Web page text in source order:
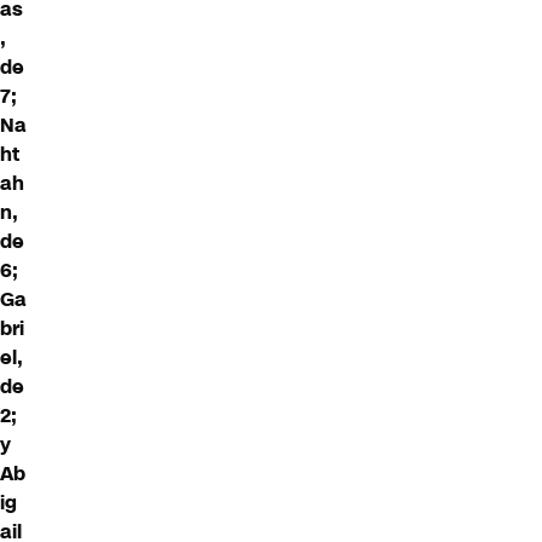
as
,
de
7;
Na
ht
ah
n,
de
6;
Ga
bri
el,
de
2;
y
Ab
ig
ail